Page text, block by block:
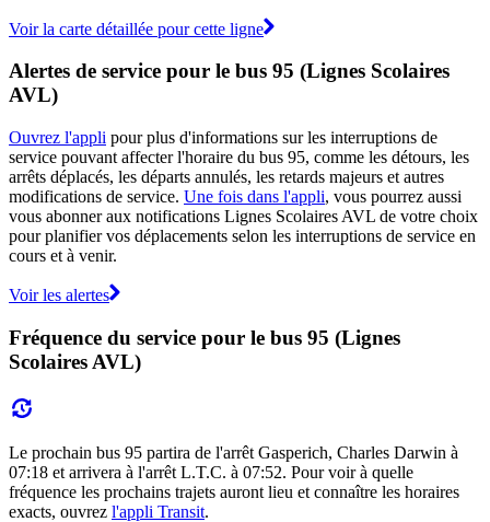
Voir la carte détaillée pour cette ligne
Alertes de service pour le bus 95 (Lignes Scolaires
AVL)
Ouvrez l'appli pour plus d'informations sur les interruptions de
service pouvant affecter l'horaire du bus 95, comme les détours, les
arrêts déplacés, les départs annulés, les retards majeurs et autres
modifications de service. Une fois dans l'appli, vous pourrez aussi
vous abonner aux notifications Lignes Scolaires AVL de votre choix
pour planifier vos déplacements selon les interruptions de service en
cours et à venir.
Voir les alertes
Fréquence du service pour le bus 95 (Lignes
Scolaires AVL)
Le prochain bus 95 partira de l'arrêt Gasperich, Charles Darwin à
07:18 et arrivera à l'arrêt L.T.C. à 07:52. Pour voir à quelle
fréquence les prochains trajets auront lieu et connaître les horaires
exacts, ouvrez l'appli Transit.